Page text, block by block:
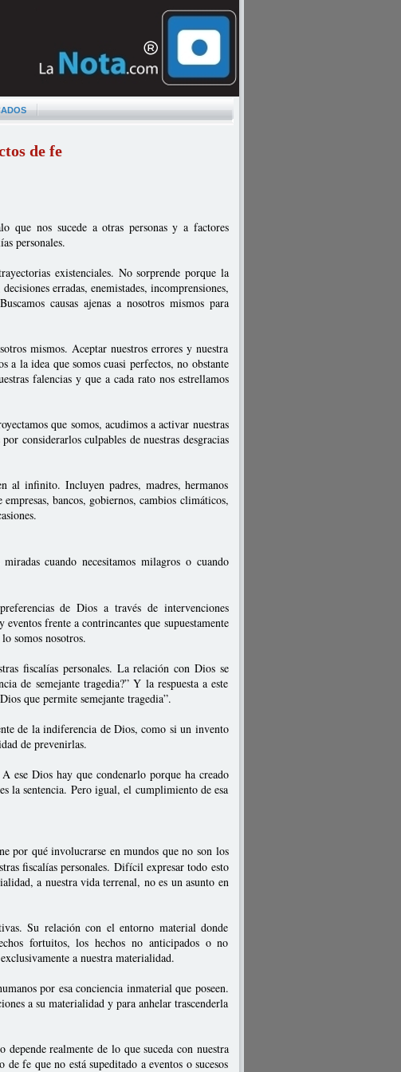
de fe
que nos sucede a otras personas y a factores
personales.
existenciales. No sorprende porque la
erradas, enemistades, incomprensiones,
causas ajenas a nosotros mismos para
mismos. Aceptar nuestros errores y nuestra
la idea que somos cuasi perfectos, no obstante
falencias y que a cada rato nos estrellamos
que somos, acudimos a activar nuestras
considerarlos culpables de nuestras desgracias
al infinito. Incluyen padres, madres, hermanos
bancos, gobiernos, cambios climáticos,
cuando necesitamos milagros o cuando
de Dios a través de intervenciones
frente a contrincantes que supuestamente
somos nosotros.
fiscalías personales. La relación con Dios se
de semejante tragedia?” Y la respuesta a este
que permite semejante tragedia”.
de la indiferencia de Dios, como si un invento
de prevenirlas.
ese Dios hay que condenarlo porque ha creado
la sentencia. Pero igual, el cumplimiento de esa
por qué involucrarse en mundos que no son los
fiscalías personales. Difícil expresar todo esto
a nuestra vida terrenal, no es un asunto en
Su relación con el entorno material donde
fortuitos, los hechos no anticipados o no
a nuestra materialidad.
por esa conciencia inmaterial que poseen.
a su materialidad y para anhelar trascenderla
depende realmente de lo que suceda con nuestra
fe que no está supeditado a eventos o sucesos